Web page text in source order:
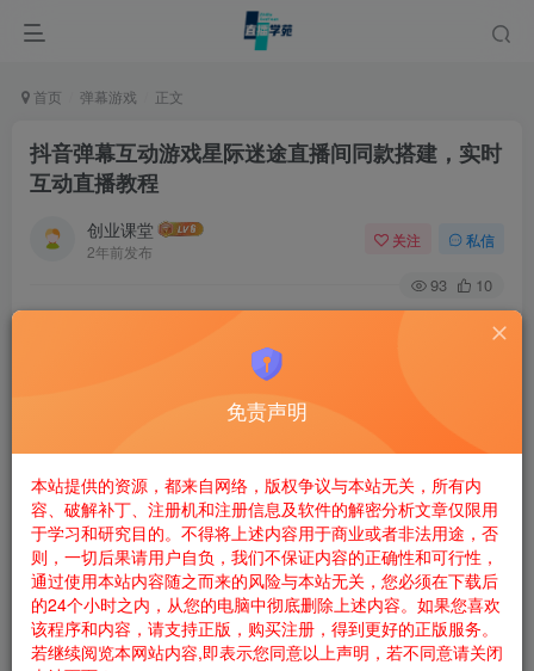
首页 弹幕游戏 正文
抖音弹幕互动游戏星际迷途直播间同款搭建，实时
互动直播教程
创业课堂
2年前发布
关注 私信
93 10
抖音弹幕互动游戏星际迷途直播间同款搭建，实时互动直播
《星际迷途》是一款极具科幻感的飞行射击玩法。玩法以其
升级战斗机挑战各种关卡，展开一场场刺激的空中射击战
斗。在不断推进的关卡中，玩家将面对越来越强大的Boss，
需要与其他星际指挥官良好配合才能取得胜利。
玩法规则
直播间用户评论【1】或者【加入】生成带用户名字的战机，
免责声明
本站提供的资源，都来自网络，版权争议与本站无关，所有内
容、破解补丁、注册机和注册信息及软件的解密分析文章仅限用
于学习和研究目的。不得将上述内容用于商业或者非法用途，否
则，一切后果请用户自负，我们不保证内容的正确性和可行性，
通过使用本站内容随之而来的风险与本站无关，您必须在下载后
的24个小时之内，从您的电脑中彻底删除上述内容。如果您喜欢
该程序和内容，请支持正版，购买注册，得到更好的正版服务。
若继续阅览本网站内容,即表示您同意以上声明，若不同意请关闭